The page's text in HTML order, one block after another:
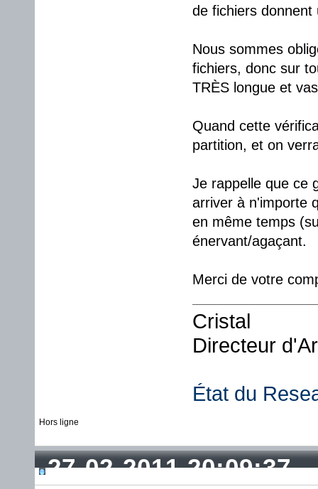
de fichiers
Nous sommes
fichiers, donc sur
TRÈS longue et
Quand cette
partition, et on
Je rappelle que ce
arriver à n'importe
en même temps
énervant/agaçant.
Merci de votre
Cristal
Directeur
État du
Hors ligne
27-02-2011 20:09:37